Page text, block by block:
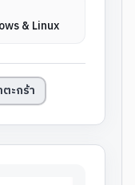
& Linux
ตะกร้า